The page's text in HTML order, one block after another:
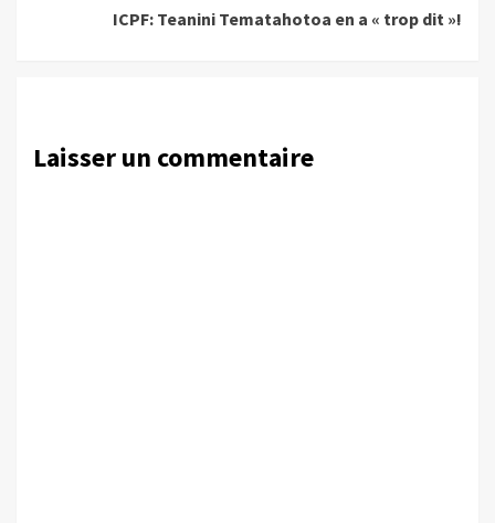
ICPF: Teanini Tematahotoa en a « trop dit »!
Laisser un commentaire